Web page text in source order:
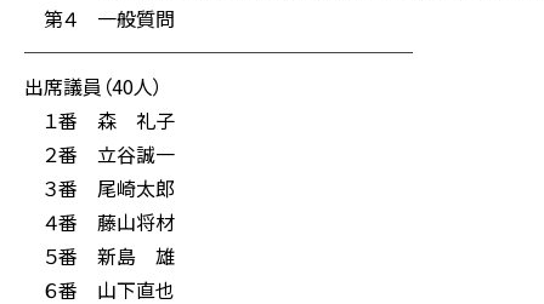
第４ 一般質問
────────────────────
出席議員（40人）
１番 森 礼子
２番 立谷誠一
３番 尾崎太郎
４番 藤山将材
５番 新島 雄
６番 山下直也